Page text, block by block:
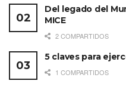
Del legado del
MICE
2 COMPARTIDOS
5 claves para
1 COMPARTIDOS